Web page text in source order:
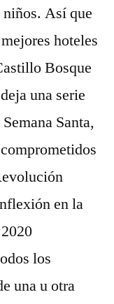
Así que
hoteles
Bosque
una serie
Santa,
en la
los
una u otra